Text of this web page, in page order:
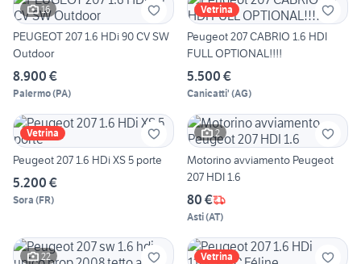
16
PEUGEOT 207 1.6 HDi 90 CV SW
Outdoor
8.900 €
Palermo(PA)
Vetrina
Peugeot 207 CABRIO 1.6 HDI
FULL OPTIONAL!!!!
5.500 €
Canicatti' (AG)
Vetrina
Peugeot 207 1.6 HDi XS 5 porte
5.200 €
Sora (FR)
2
Motorino avviamento Peugeot
207 HDI 1.6
80 €
Asti(AT)
22 Vetrina